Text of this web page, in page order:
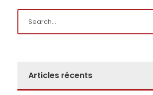
Articles récents